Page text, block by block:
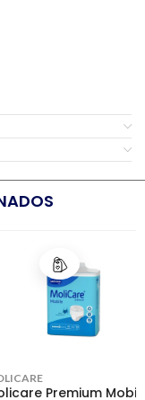
Premium